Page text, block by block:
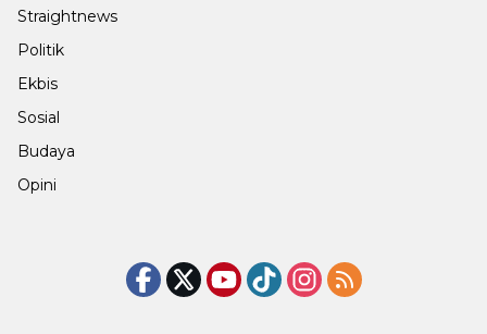
Straightnews
Politik
Ekbis
Sosial
Budaya
Opini